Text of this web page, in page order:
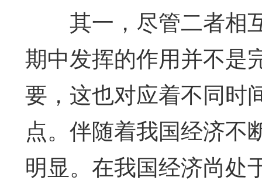
其一，尽管二者相
期中发挥的作用并不是
要，这也对应着不同时
点。伴随着我国经济不
明显。在我国经济尚处